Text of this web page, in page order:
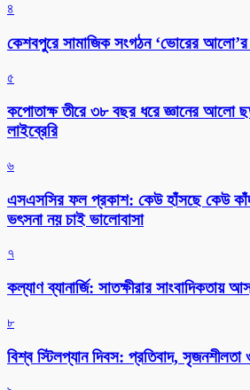
৪
কেশবপুরে সামাজিক সংগঠন ‘ভোরের আলো’র
৫
কপোতাক্ষ তীরে ৩৮ বছর ধরে জ্ঞানের আলো
লাইব্রেরি
৬
এসএসসির ফল প্রকাশ: কেউ হাঁসছে কেউ
ভৎসনা নয় চাই ভালোবাসা
৭
কল্যাণ ব্যানার্জি: সাতক্ষীরার সাংবাদিকতায়
৮
বিশ্ব স্টিলপ্যান দিবস: প্রতিবাদ,